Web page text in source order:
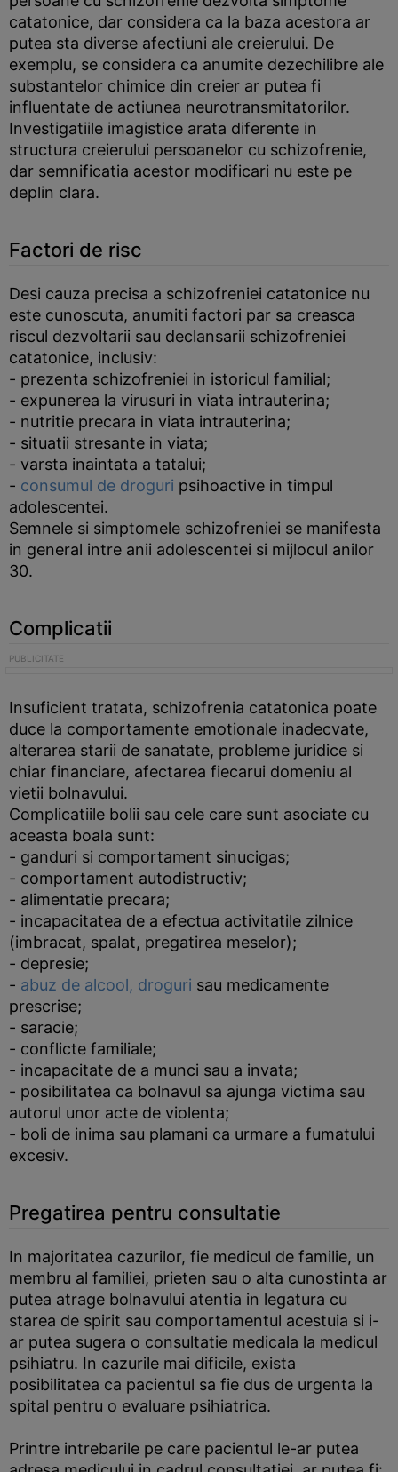
catatonice, dar considera ca la baza acestora ar
putea sta diverse afectiuni ale creierului. De
exemplu, se considera ca anumite dezechilibre ale
substantelor chimice din creier ar putea fi
influentate de actiunea neurotransmitatorilor.
Investigatiile imagistice arata diferente in
structura creierului persoanelor cu schizofrenie,
dar semnificatia acestor modificari nu este pe
deplin clara.
Factori de risc
Desi cauza precisa a schizofreniei catatonice nu
este cunoscuta, anumiti factori par sa creasca
riscul dezvoltarii sau declansarii schizofreniei
catatonice, inclusiv:
- prezenta schizofreniei in istoricul familial;
- expunerea la virusuri in viata intrauterina;
- nutritie precara in viata intrauterina;
- situatii stresante in viata;
- varsta inaintata a tatalui;
- consumul de droguri psihoactive in timpul
adolescentei.
Semnele si simptomele schizofreniei se manifesta
in general intre anii adolescentei si mijlocul anilor
30.
Complicatii
Insuficient tratata, schizofrenia catatonica poate
duce la comportamente emotionale inadecvate,
alterarea starii de sanatate, probleme juridice si
chiar financiare, afectarea fiecarui domeniu al
vietii bolnavului.
Complicatiile bolii sau cele care sunt asociate cu
aceasta boala sunt:
- ganduri si comportament sinucigas;
- comportament autodistructiv;
- alimentatie precara;
- incapacitatea de a efectua activitatile zilnice
(imbracat, spalat, pregatirea meselor);
- depresie;
- abuz de alcool, droguri sau medicamente
prescrise;
- saracie;
- conflicte familiale;
- incapacitate de a munci sau a invata;
- posibilitatea ca bolnavul sa ajunga victima sau
autorul unor acte de violenta;
- boli de inima sau plamani ca urmare a fumatului
excesiv.
Pregatirea pentru consultatie
In majoritatea cazurilor, fie medicul de familie, un
membru al familiei, prieten sau o alta cunostinta ar
putea atrage bolnavului atentia in legatura cu
starea de spirit sau comportamentul acestuia si i-
ar putea sugera o consultatie medicala la medicul
psihiatru. In cazurile mai dificile, exista
posibilitatea ca pacientul sa fie dus de urgenta la
spital pentru o evaluare psihiatrica.
Printre intrebarile pe care pacientul le-ar putea